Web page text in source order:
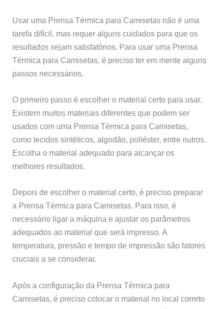
Usar uma Prensa Térmica para Camisetas não é uma
tarefa difícil, mas requer alguns cuidados para que os
resultados sejam satisfatórios. Para usar uma Prensa
Térmica para Camisetas, é preciso ter em mente alguns
passos necessários.
O primeiro passo é escolher o material certo para usar.
Existem muitos materiais diferentes que podem ser
usados com uma Prensa Térmica para Camisetas,
como tecidos sintéticos, algodão, poliéster, entre outros.
Escolha o material adequado para alcançar os
melhores resultados.
Depois de escolher o material certo, é preciso preparar
a Prensa Térmica para Camisetas. Para isso, é
necessário ligar a máquina e ajustar os parâmetros
adequados ao material que será impresso. A
temperatura, pressão e tempo de impressão são fatores
cruciais a se considerar.
Após a configuração da Prensa Térmica para
Camisetas, é preciso colocar o material no local correto